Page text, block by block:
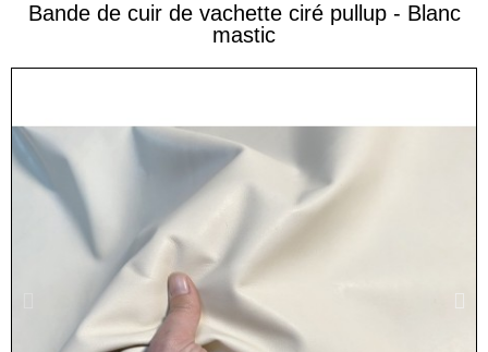
Bande de cuir de vachette ciré pullup - Blanc
mastic